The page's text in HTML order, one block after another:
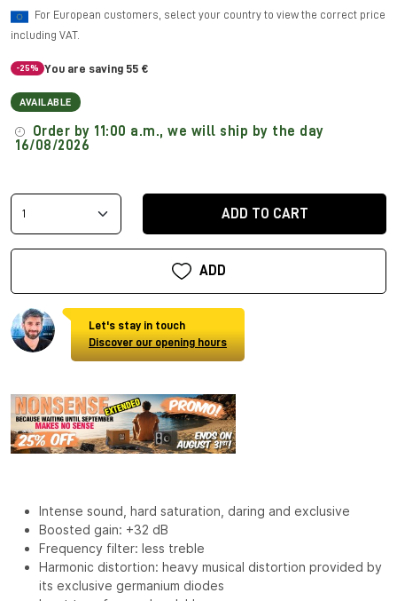
For European customers, select your country to view the correct price
including VAT.
-25% You are saving 55 €
AVAILABLE
Order by 11:00 a.m., we will ship by the day
16/08/2026
ADD TO CART
ADD
Let's stay in touch
Discover our opening hours
Intense sound, hard saturation, daring and exclusive
Boosted gain: +32 dB
Frequency filter: less treble
Harmonic distortion: heavy musical distortion provided by
its exclusive germanium diodes